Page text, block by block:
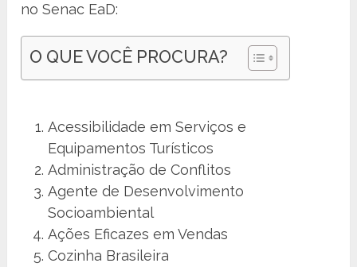
no Senac EaD:
O QUE VOCÊ PROCURA?
Acessibilidade em Serviços e
Equipamentos Turísticos
Administração de Conflitos
Agente de Desenvolvimento
Socioambiental
Ações Eficazes em Vendas
Cozinha Brasileira